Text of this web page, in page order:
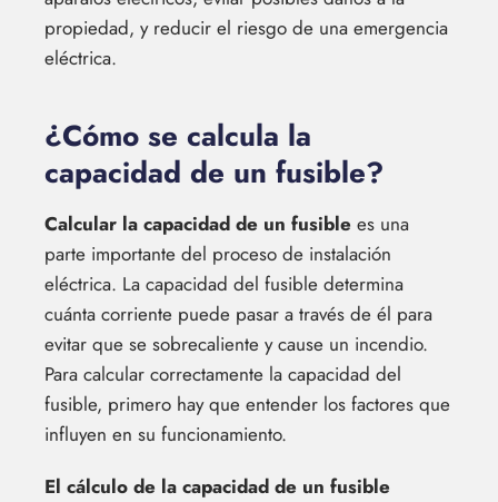
propiedad, y reducir el riesgo de una emergencia
eléctrica.
¿Cómo se calcula la
capacidad de un fusible?
Calcular la capacidad de un fusible es una
parte importante del proceso de instalación
eléctrica. La capacidad del fusible determina
cuánta corriente puede pasar a través de él para
evitar que se sobrecaliente y cause un incendio.
Para calcular correctamente la capacidad del
fusible, primero hay que entender los factores que
influyen en su funcionamiento.
El cálculo de la capacidad de un fusible